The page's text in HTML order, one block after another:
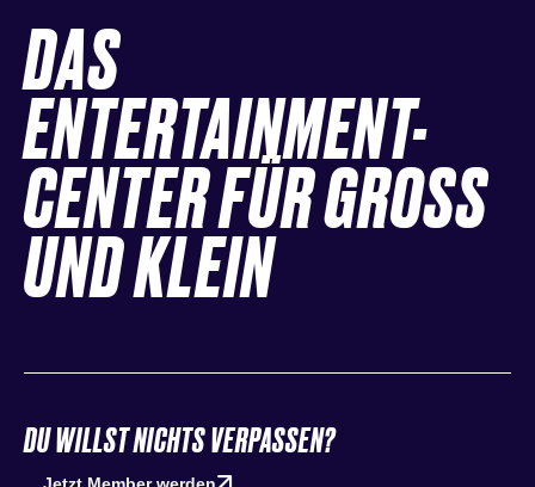
DAS
ENTERTAINMENT-
CENTER FÜR GROSS
UND KLEIN
DU WILLST NICHTS VERPASSEN?